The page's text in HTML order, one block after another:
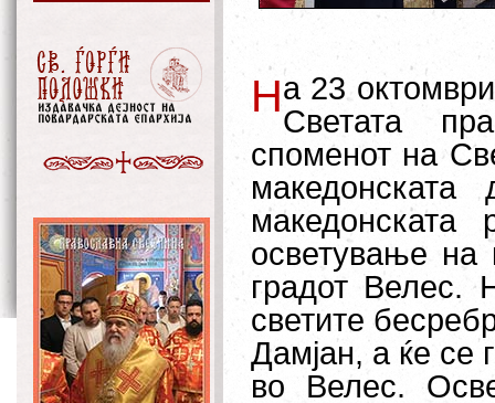
На 23
Светата
споменот на
осветување
градот Велес.
светите
Дамјан, а ќе се
во Велес.